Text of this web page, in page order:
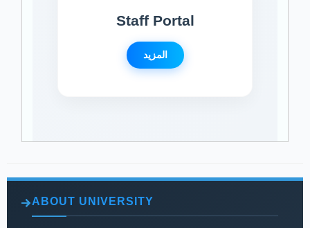
Staff Portal
المزيد
ABOUT UNIVERSITY